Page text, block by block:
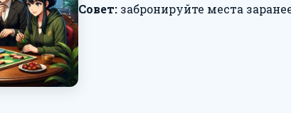
Совет: забронируйте места